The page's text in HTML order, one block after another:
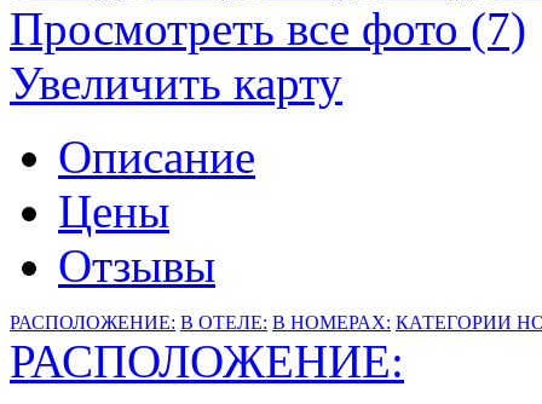
Просмотреть все фото (7)
Увеличить карту
Описание
Цены
Отзывы
РАСПОЛОЖЕНИЕ: В ОТЕЛЕ: В НОМЕРАХ: КАТЕГОРИИ
РАСПОЛОЖЕНИЕ: